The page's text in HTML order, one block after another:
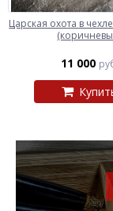
Царская охота в
11 000